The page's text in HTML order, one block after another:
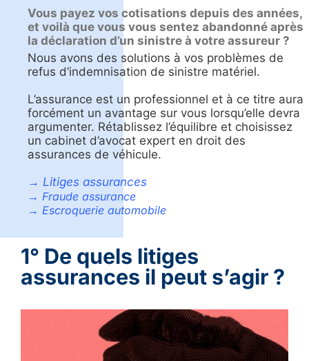
Vous payez vos cotisations depuis des années,
et voilà que vous vous sentez abandonné après
la déclaration d’un sinistre à votre assureur ?
Nous avons des solutions à vos problèmes de
refus d’indemnisation de sinistre matériel.
L’assurance est un professionnel et à ce titre aura
forcément un avantage sur vous lorsqu’elle devra
argumenter. Rétablissez l’équilibre et choisissez
un cabinet d’avocat expert en droit des
assurances de véhicule.
→ Litiges assurances
→ Fraude assurance
→ Escroquerie automobile
1° De quels litiges
assurances il peut s’agir ?